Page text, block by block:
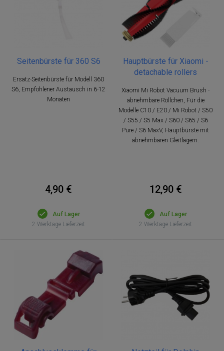
Seitenbürste für 360 S6
Ersatz-Seitenbürste für Modell 360
S6, Empfohlener Austausch in 6-12
Monaten
4,90 €
Auf Lager
2 Werktage Lieferzeit
Hauptbürste für Xiaomi -
detachable rollers
Xiaomi Mi Robot Vacuum Brush -
abnehmbare Röllchen, Für die
Modelle C10 / E20 / Mi Robot / S50
/ S55 / S5 Max / S60 / S65 / S6
Pure / S6 MaxV, Hauptbürste mit
abnehmbaren Gleitlagern.
12,90 €
Auf Lager
2 Werktage Lieferzeit